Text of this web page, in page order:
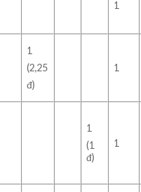
1
1
(2,25
đ)
1
1
(1
đ)
1